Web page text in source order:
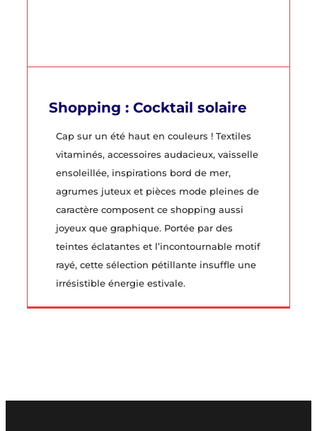
Shopping : Cocktail solaire
Cap sur un été haut en couleurs ! Textiles
vitaminés, accessoires audacieux, vaisselle
ensoleillée, inspirations bord de mer,
agrumes juteux et pièces mode pleines de
caractère composent ce shopping aussi
joyeux que graphique. Portée par des
teintes éclatantes et l’incontournable motif
rayé, cette sélection pétillante insuffle une
irrésistible énergie estivale.